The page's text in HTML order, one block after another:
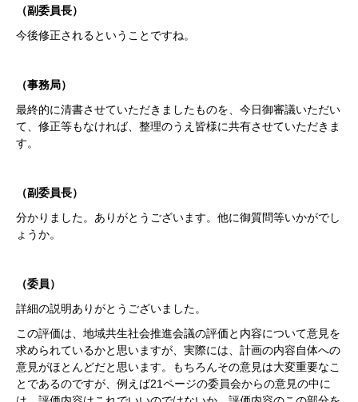
（副委員長）
今後修正されるということですね。
（事務局）
最終的に清書させていただきましたものを、今日御審議いただい
て、修正等もなければ、整理のうえ皆様に共有させていただきま
す。
（副委員長）
分かりました。ありがとうございます。他に御質問等いかがでし
ょうか。
（委員）
詳細の説明ありがとうございました。
この評価は、地域共生社会推進会議の評価と内容について意見を
求められているかと思いますが、実際には、計画の内容自体への
意見がほとんどだと思います。もちろんその意見は大変重要なこ
とであるのですが、例えば21ページの委員会からの意見の中に